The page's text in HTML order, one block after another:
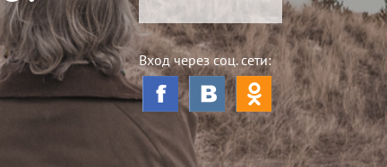
Вход через соц. сети: